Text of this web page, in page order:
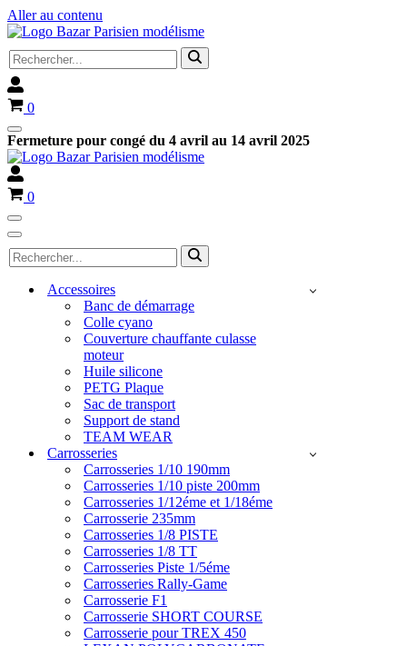
Aller au contenu
Rechercher...
Panier
0
Menu
de
navigation
Fermeture pour congé du 4 avril au 14 avril 2025
Panier
0
Menu
de
navigation
Menu
de
navigation
Rechercher...
Accessoires
Banc de démarrage
Colle cyano
Couverture chauffante culasse
moteur
Huile silicone
PETG Plaque
Sac de transport
Support de stand
TEAM WEAR
Carrosseries
Carrosseries 1/10 190mm
Carrosseries 1/10 piste 200mm
Carrosseries 1/12éme et 1/18éme
Carrosserie 235mm
Carrosseries 1/8 PISTE
Carrosseries 1/8 TT
Carrosseries Piste 1/5éme
Carrosseries Rally-Game
Carrosserie F1
Carrosserie SHORT COURSE
Carrosserie pour TREX 450